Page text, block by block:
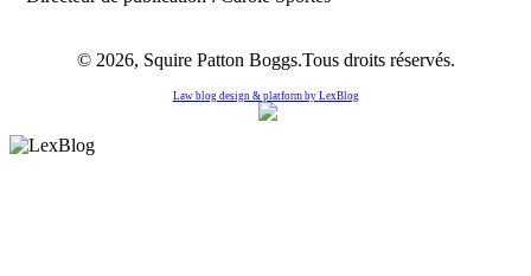
© 2026, Squire Patton Boggs.Tous droits réservés.
Law blog design & platform by LexBlog